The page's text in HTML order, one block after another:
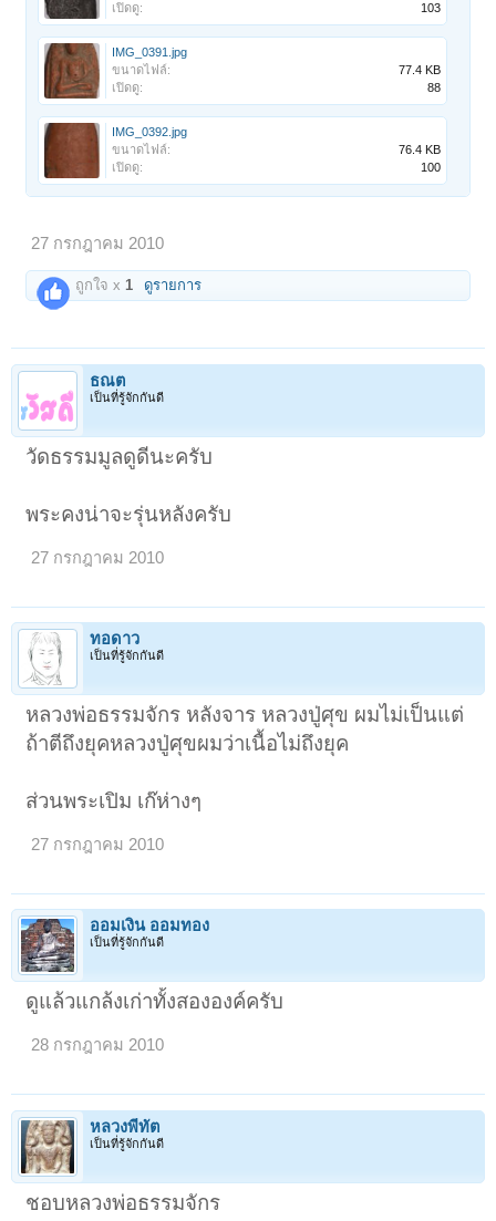
เปิดดู:
103
IMG_0391.jpg
ขนาดไฟล์:
77.4 KB
เปิดดู:
88
IMG_0392.jpg
ขนาดไฟล์:
76.4 KB
เปิดดู:
100
27 กรกฎาคม 2010
ถูกใจ x1 ดูรายการ
ธณต
เป็นที่รู้จักกันดี
วัดธรรมมูลดูดีนะครับ
พระคงน่าจะรุ่นหลังครับ
27 กรกฎาคม 2010
ทอดาว
เป็นที่รู้จักกันดี
หลวงพ่อธรรมจักร หลังจาร หลวงปู่ศุข ผมไม่เป็นแต่
ถ้าตีถึงยุคหลวงปู่ศุขผมว่าเนื้อไม่ถึงยุค
ส่วนพระเปิม เก๊ห่างๆ
27 กรกฎาคม 2010
ออมเงิน ออมทอง
เป็นที่รู้จักกันดี
ดูแล้วแกล้งเก่าทั้งสององค์ครับ
28 กรกฎาคม 2010
หลวงพี่ทัต
เป็นที่รู้จักกันดี
ชอบหลวงพ่อธรรมจักร